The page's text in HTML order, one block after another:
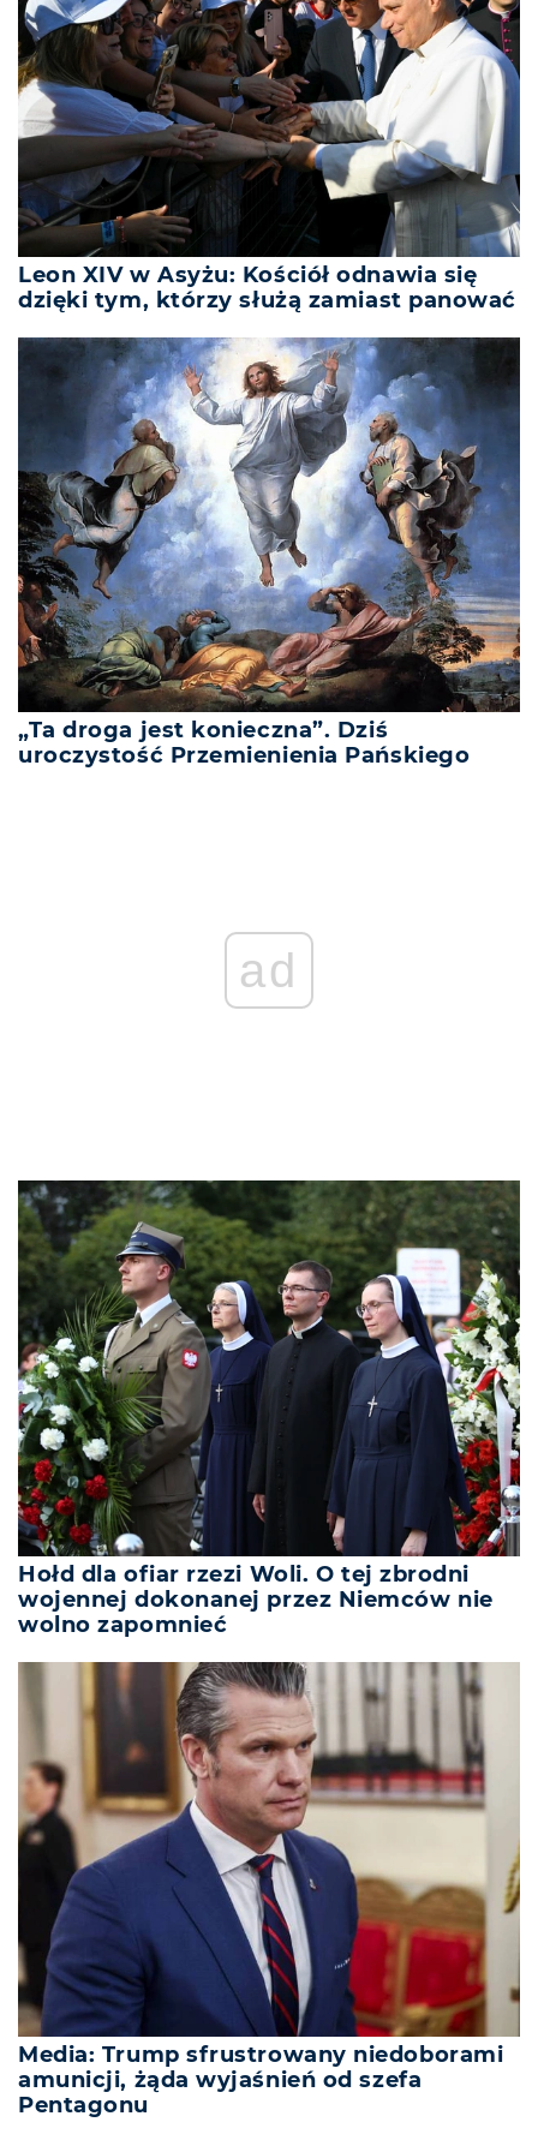
Leon XIV w Asyżu: Kościół odnawia się
dzięki tym, którzy służą zamiast panować
„Ta droga jest konieczna”. Dziś
uroczystość Przemienienia Pańskiego
ad
Hołd dla ofiar rzezi Woli. O tej zbrodni
wojennej dokonanej przez Niemców nie
wolno zapomnieć
Media: Trump sfrustrowany niedoborami
amunicji, żąda wyjaśnień od szefa
Pentagonu